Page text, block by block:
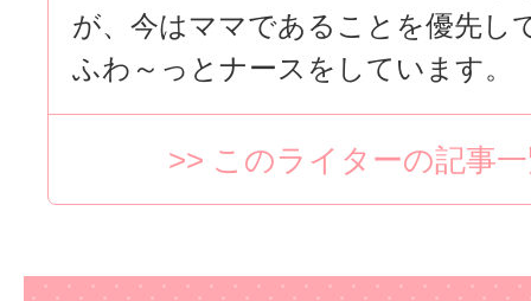
が、今はママであることを優先し
ふわ～っとナースをしています。
>> このライターの記事